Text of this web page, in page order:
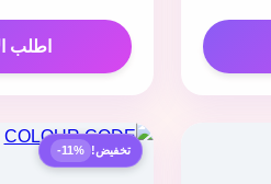
اطلب
تخفيض! -11%